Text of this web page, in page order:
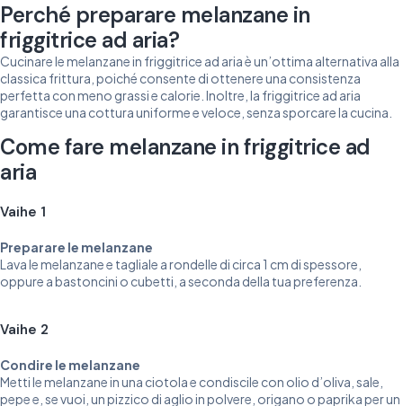
Perché preparare melanzane in
friggitrice ad aria?
Cucinare le melanzane in friggitrice ad aria è un’ottima alternativa alla
classica frittura, poiché consente di ottenere una consistenza
perfetta con meno grassi e calorie. Inoltre, la friggitrice ad aria
garantisce una cottura uniforme e veloce, senza sporcare la cucina.
Come fare melanzane in friggitrice ad
aria
Vaihe 1
Preparare le melanzane
Lava le melanzane e tagliale a rondelle di circa 1 cm di spessore,
oppure a bastoncini o cubetti, a seconda della tua preferenza.
Vaihe 2
Condire le melanzane
Metti le melanzane in una ciotola e condiscile con olio d’oliva, sale,
pepe e, se vuoi, un pizzico di aglio in polvere, origano o paprika per un